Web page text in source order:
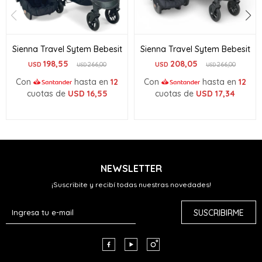
Sienna Travel Sytem Bebesit
USD 198,55 USD266,00
Con hasta en 12
cuotas de USD 16,55
Sienna Travel Sytem Bebesit
USD 208,05 USD266,00
Con hasta en 12
cuotas de USD 17,34
NEWSLETTER
¡Suscribite y recibí todas nuestras novedades!
SUSCRIBIRME
  